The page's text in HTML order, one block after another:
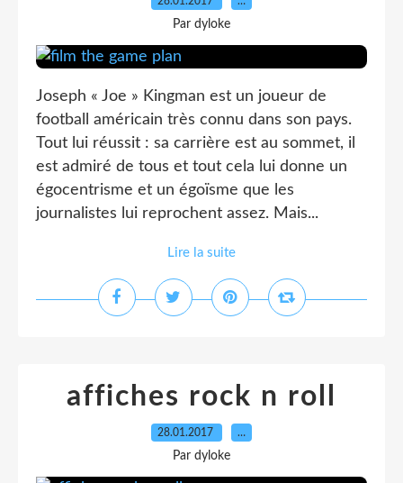
Par dyloke
Joseph « Joe » Kingman est un joueur de
football américain très connu dans son pays.
Tout lui réussit : sa carrière est au sommet, il
est admiré de tous et tout cela lui donne un
égocentrisme et un égoïsme que les
journalistes lui reprochent assez. Mais...
Lire la suite
affiches rock n roll
28.01.2017 …
Par dyloke